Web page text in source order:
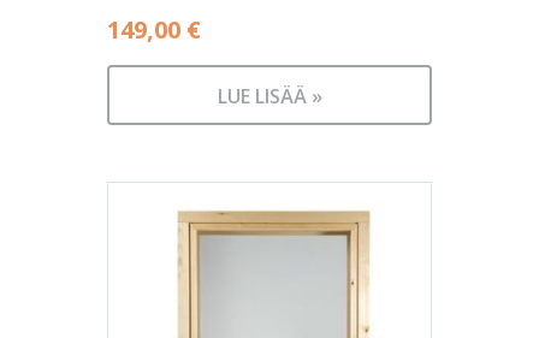
149,00 €
LUE LISÄÄ »